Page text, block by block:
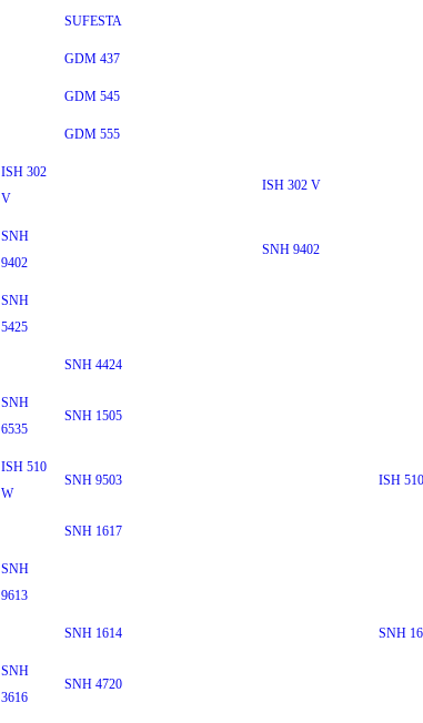
SUFESTA
GDM 437
GDM 545
GDM 555
ISH 302
V
ISH 302 V
SNH
9402
SNH 9402
SNH
5425
SNH 4424
SNH
6535
SNH 1505
ISH 510
W
SNH 9503 ISH
SNH 1617
SNH
9613
SNH 1614 SNH
SNH
3616
SNH 4720